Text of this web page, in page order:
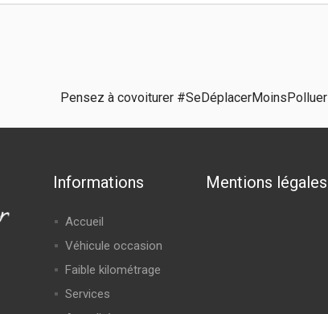
Pensez à covoiturer #SeDéplacerMoinsPolluer
Informations
Accueil
Véhicule occasion
Faible kilométrage
Services
Mentions légales